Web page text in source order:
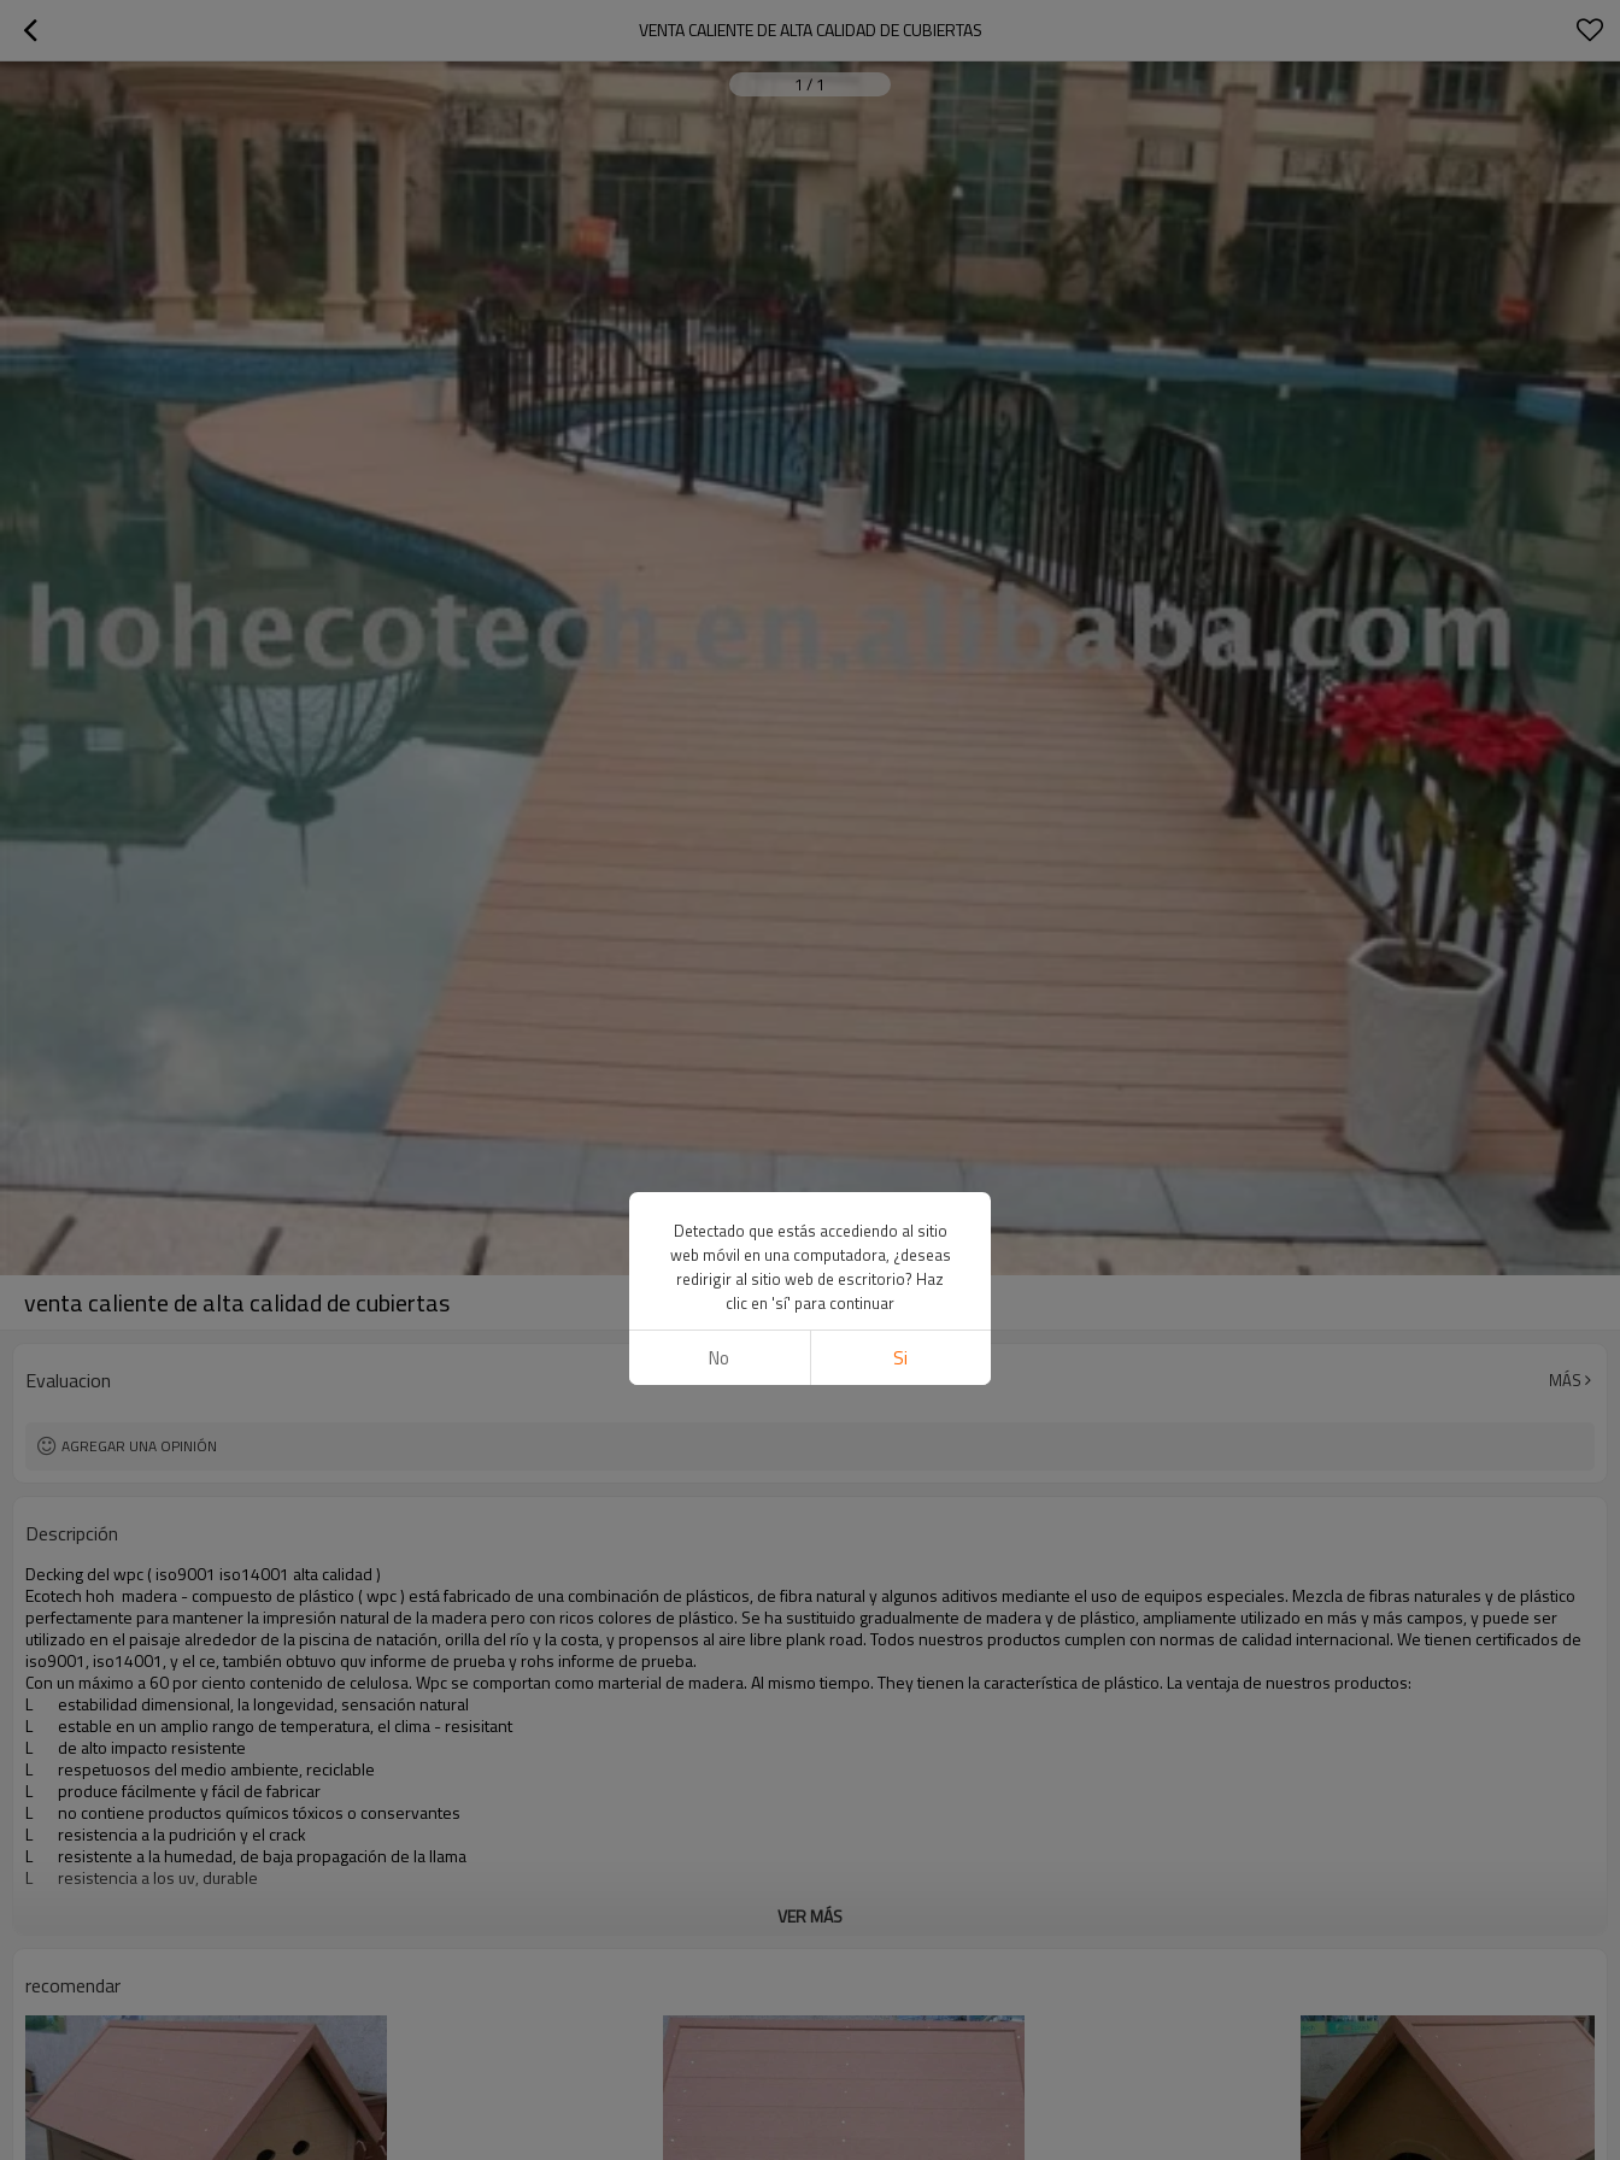
VENTA CALIENTE DE ALTA CALIDAD DE CUBIERTAS
1 / 1
venta caliente de alta calidad de cubiertas
Evaluacion MÁS
AGREGAR UNA OPINIÓN
Descripción
Decking del wpc ( iso9001 iso14001 alta calidad )
Ecotech hoh madera - compuesto de plástico ( wpc ) está fabricado de una combinación de plásticos, de fibra natural y algunos aditivos mediante el uso de equipos especiales. Mezcla de fibras naturales y de plástico
perfectamente para mantener la impresión natural de la madera pero con ricos colores de plástico. Se ha sustituido gradualmente de madera y de plástico, ampliamente utilizado en más y más campos, y puede ser
utilizado en el paisaje alrededor de la piscina de natación, orilla del río y la costa, y propensos al aire libre plank road. Todos nuestros productos cumplen con normas de calidad internacional. We tienen certificados de
iso9001, iso14001, y el ce, también obtuvo quv informe de prueba y rohs informe de prueba.
Con un máximo a 60 por ciento contenido de celulosa. Wpc se comportan como marterial de madera. Al mismo tiempo. They tienen la característica de plástico. La ventaja de nuestros productos:
L estabilidad dimensional, la longevidad, sensación natural
L estable en un amplio rango de temperatura, el clima - resisitant
L de alto impacto resistente
L respetuosos del medio ambiente, reciclable
L produce fácilmente y fácil de fabricar
L no contiene productos químicos tóxicos o conservantes
L resistencia a la pudrición y el crack
L resistente a la humedad, de baja propagación de la llama
L resistencia a los uv, durable
VER MÁS
recomendar
Detectado que estás accediendo al sitio
web móvil en una computadora, ¿deseas
redirigir al sitio web de escritorio? Haz
clic en 'sí' para continuar
No Si